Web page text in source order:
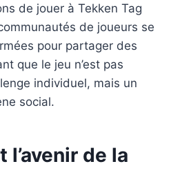
de jouer à Tekken Tag
de joueurs se
pour partager des
que le jeu n’est pas
individuel, mais un
social.
l’avenir de la